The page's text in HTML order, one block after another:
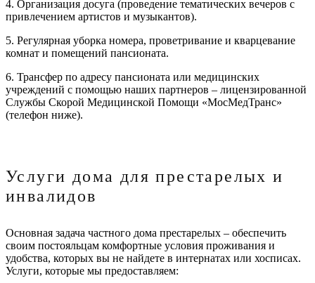
4. Организация досуга (проведение тематических вечеров с
привлечением артистов и музыкантов).
5. Регулярная уборка номера, проветривание и кварцевание
комнат и помещений пансионата.
6. Трансфер по адресу пансионата или медицинских
учреждений с помощью наших партнеров – лицензированной
Службы Скорой Медицинской Помощи «МосМедТранс»
(телефон ниже).
Услуги дома для престарелых и
инвалидов
Основная задача частного дома престарелых – обеспечить
своим постояльцам комфортные условия проживания и
удобства, которых вы не найдете в интернатах или хосписах.
Услуги, которые мы предоставляем: